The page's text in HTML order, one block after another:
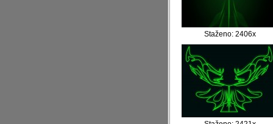
Staženo: 2406x